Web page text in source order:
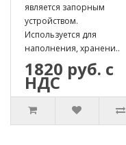
является запорным
устройством.
Используется для
наполнения, хранени..
1820 руб. с
НДС